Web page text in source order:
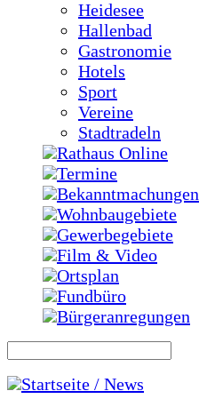
Heidesee
Hallenbad
Gastronomie
Hotels
Sport
Vereine
Stadtradeln
Rathaus Online
Termine
Bekanntmachungen
Wohnbaugebiete
Gewerbegebiete
Film & Video
Ortsplan
Fundbüro
Bürgeranregungen
Startseite / News